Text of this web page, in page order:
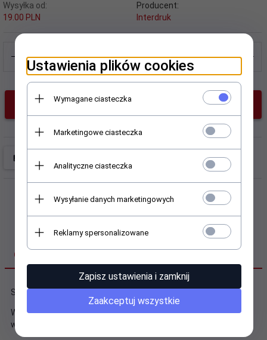
Wysyłka od:
19.00 PLN
Producent:
Interdruk
KUP TERAZ!
OPIS PRODUKTU
Segregator A4/50 idealny do archiwizacji dokumentów.
Wykonany z grubego kartonu pokrytego na zewnątrz PP a
wewnątrz papierem.
Ustawienia plików cookies
Wymagane ciasteczka
Marketingowe ciasteczka
Analityczne ciasteczka
Wysyłanie danych marketingowych
Reklamy spersonalizowane
Zapisz ustawienia i zamknij
Zaakceptuj wszystkie